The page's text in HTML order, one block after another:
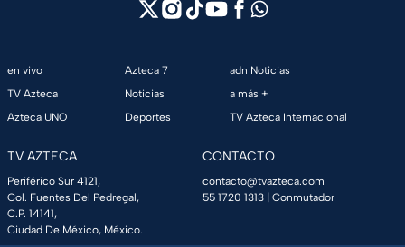
en vivo
TV Azteca
Azteca UNO
Azteca 7
Noticias
Deportes
adn Noticias
a más +
TV Azteca Internacional
TV AZTECA
Periférico Sur 4121,
Col. Fuentes Del Pedregal,
C.P. 14141,
Ciudad De México, México.
CONTACTO
contacto@tvazteca.com
55 1720 1313 | Conmutador